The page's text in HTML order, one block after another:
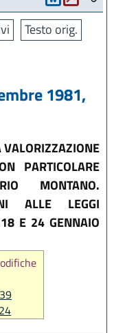
Testo orig.
1981,
VALORIZZAZIONE
PARTICOLARE
MONTANO.
ALLE LEGGI
E 24 GENNAIO